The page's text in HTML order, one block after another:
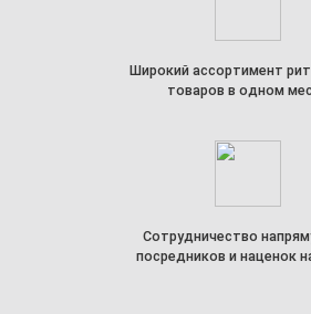
Широкий ассортимент
товаров в одном
Сотрудничество
посредников и наценок